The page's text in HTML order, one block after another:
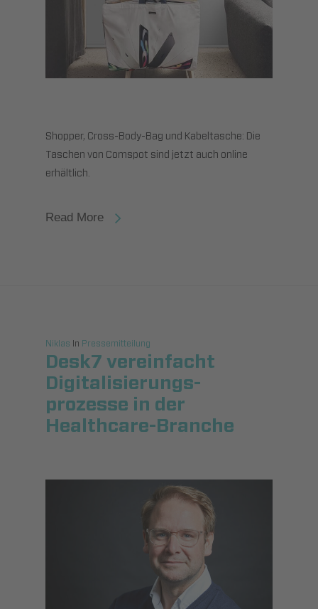
Shopper, Cross-Body-Bag und Kabeltasche: Die
Taschen von Comspot sind jetzt auch online
erhältlich.
Read More
Niklas In Pressemitteilung
Desk7 vereinfacht
Digitalisierungs­
prozesse in der
Healthcare-Branche